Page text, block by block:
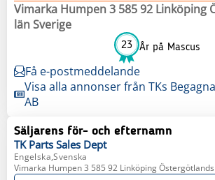
Vimarka Humpen 3 585 92 Linköping
län Sverige
23 År på Mascus
Få e-postmeddelande
Visa alla annonser från TKs
AB
Säljarens för- och efternamn
TK Parts Sales Dept
Engelska,Svenska
Vimarka Humpen 3 585 92 Linköping